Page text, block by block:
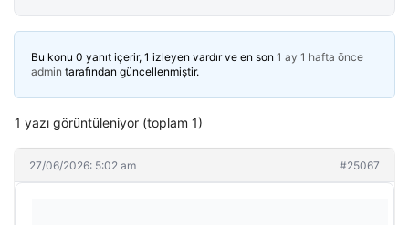
Bu konu 0 yanıt içerir, 1 izleyen vardır ve en son 1 ay 1 hafta önce
admin tarafından güncellenmiştir.
1 yazı görüntüleniyor (toplam 1)
27/06/2026: 5:02 am #25067